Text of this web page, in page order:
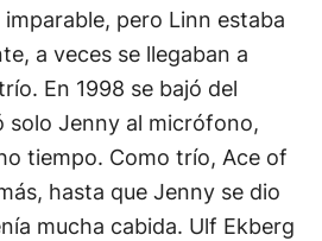
pero Linn estaba
a veces se llegaban a
En 1998 se bajó del
Jenny al micrófono,
tiempo. Como trío, Ace of
hasta que Jenny se dio
mucha cabida. Ulf Ekberg